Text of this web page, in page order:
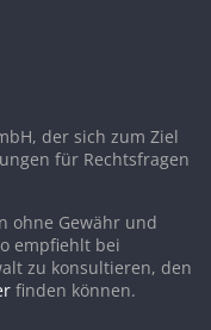
der sich zum Ziel
für Rechtsfragen
ohne Gewähr und
empfiehlt bei
zu konsultieren, den
finden können.